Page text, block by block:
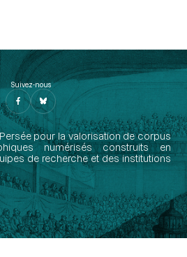
Suivez-nous
pour la valorisation de corpus
numérisés construits en
de recherche et des institutions